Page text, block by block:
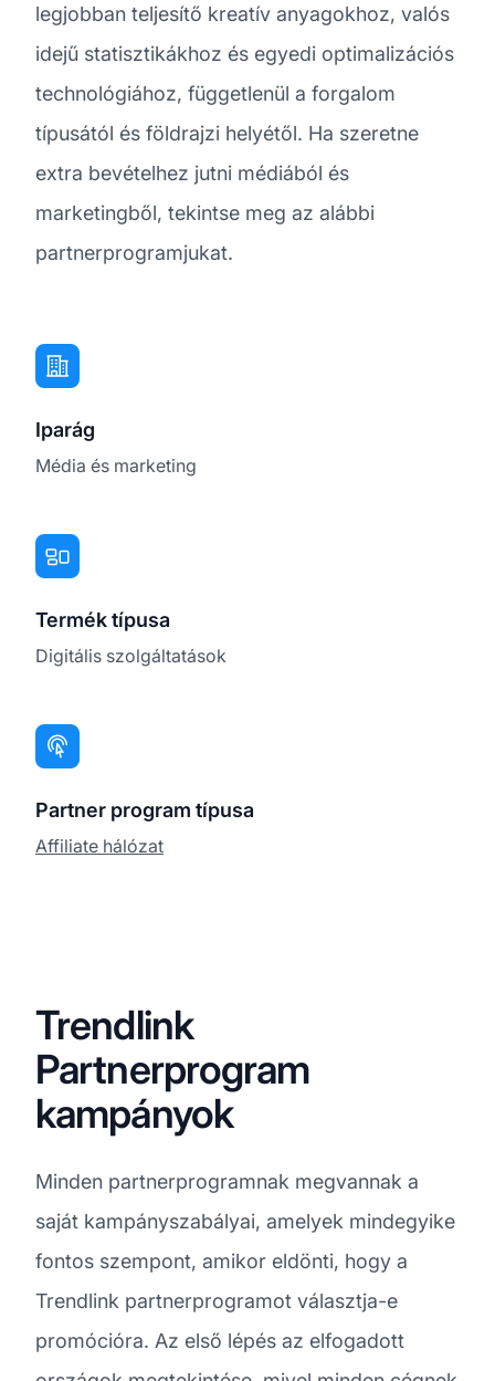
legjobban teljesítő kreatív anyagokhoz, valós
idejű statisztikákhoz és egyedi optimalizációs
technológiához, függetlenül a forgalom
típusától és földrajzi helyétől. Ha szeretne
extra bevételhez jutni médiából és
marketingből, tekintse meg az alábbi
partnerprogramjukat.
Iparág
Média és marketing
Termék típusa
Digitális szolgáltatások
Partner program típusa
Affiliate hálózat
Trendlink
Partnerprogram
kampányok
Minden partnerprogramnak megvannak a
saját kampányszabályai, amelyek mindegyike
fontos szempont, amikor eldönti, hogy a
Trendlink partnerprogramot választja-e
promócióra. Az első lépés az elfogadott